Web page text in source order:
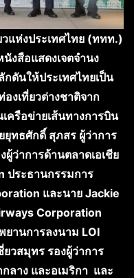
แห่งประเทศไทย (ททท.)
งสือแสดงเจตจำนง
ดันให้ประเทศไทยเป็น
งเที่ยวต่างชาติจาก
ครือข่ายเส้นทางการบิน
ยุทธศักดิ์ สุภสร ผู้ว่าการ
ว่าการด้านตลาดเอเชีย
ประธานกรรมการ
และนาย Jackie
Corporation
ยานการลงนาม LOI
วสมุทร รองผู้ว่าการ
ลาง และอเมริกา และ